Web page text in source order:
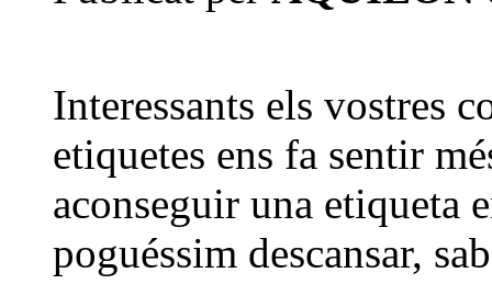
Interessants els vostres
etiquetes ens fa sentir
aconseguir una etiqueta
poguéssim descansar,